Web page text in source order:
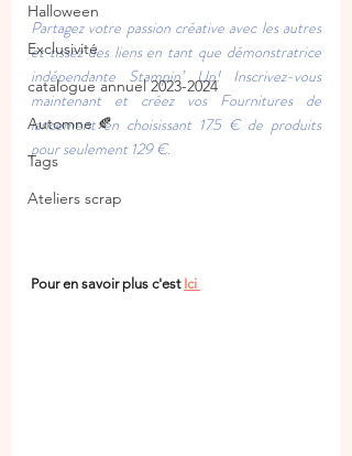
Halloween
Exclusivité
catalogue annuel 2023-2024
Automne 🍂
Tags
Ateliers scrap
Partagez votre passion créative avec les autres
et tissez des liens en tant que démonstratrice
indépendante Stampin’ Up! Inscrivez-vous
maintenant et créez vos Fournitures de
lancement en choisissant 175 € de produits
pour seulement 129 €.
Pour en savoir plus c'est Ici